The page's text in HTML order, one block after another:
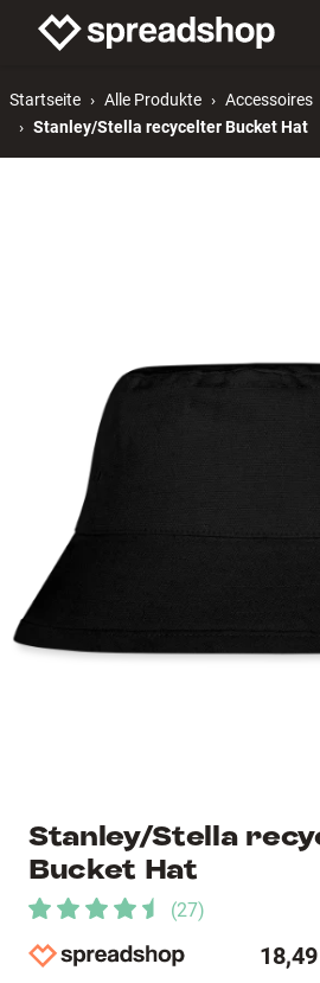
Startseite Alle Produkte
Accessoires
Stanley/Stella recycelter Bucket Hat
Stanley/Stella
Bucket Hat
(27)